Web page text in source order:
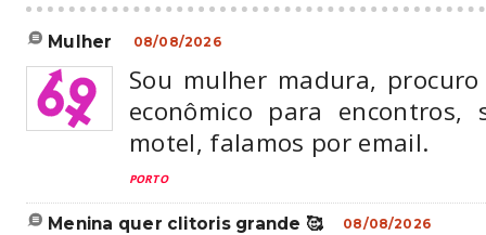
mulher 08/08/2026
Sou mulher madura,
econômico para encontros,
motel, falamos por email.
PORTO
menina quer clitoris grande 🥰 08/08/2026